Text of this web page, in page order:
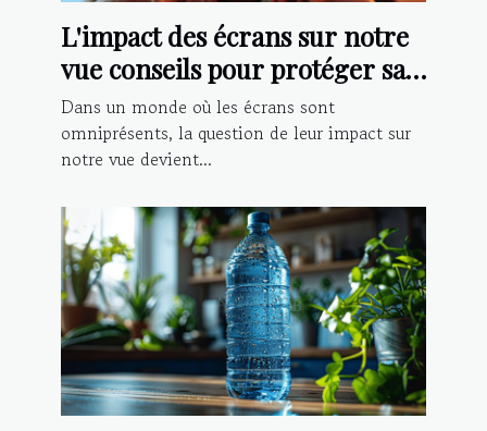
L'impact des écrans sur notre
vue conseils pour protéger sa
vision à l'ère numérique
Dans un monde où les écrans sont
omniprésents, la question de leur impact sur
notre vue devient...